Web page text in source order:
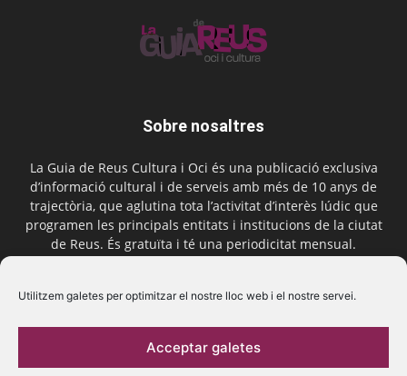
Utilitzem galetes per optimitzar el nostre lloc web i el nostre servei.
Acceptar galetes
Sobre nosaltres
La Guia de Reus Cultura i Oci és una publicació exclusiva
d’informació cultural i de serveis amb més de 10 anys de
trajectòria, que aglutina tota l’activitat d’interès lúdic que
programen les principals entitats i institucions de la ciutat
de Reus. És gratuïta i té una periodicitat mensual.
Segueix-nos